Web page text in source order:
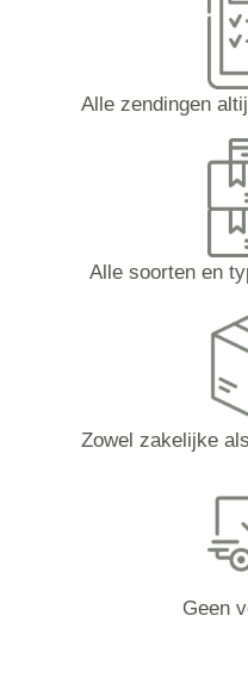
Alle zendingen
Alle soorten en
Zowel zakelijke
Geen